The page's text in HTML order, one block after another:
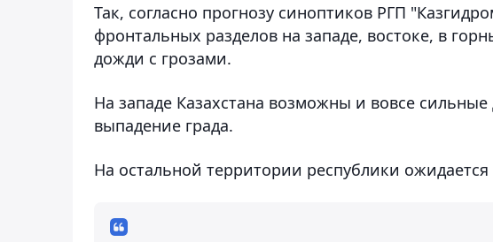
Так, согласно прогнозу синоптиков РГП
фронтальных разделов на западе, востоке, в
дожди с грозами.
На западе Казахстана возможны и вовсе
выпадение града.
На остальной территории республики ожидается